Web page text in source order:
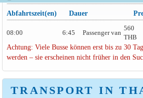
Abfahrtszeit(en) Dauer
08:00 6:45 Passenger van
560
THB
Achtung: Viele Busse können erst bis zu 30
werden – sie erscheinen nicht früher in den
TRANSPORT IN